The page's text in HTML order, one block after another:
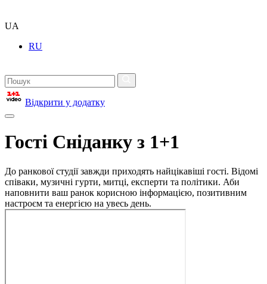
UA
RU
Відкрити у додатку
Гості Сніданку з 1+1
До ранкової студії завжди приходять найцікавіші гості. Відомі
співаки, музичні гурти, митці, експерти та політики. Аби
наповнити ваш ранок корисною інформацією, позитивним
настроєм та енергією на увесь день.